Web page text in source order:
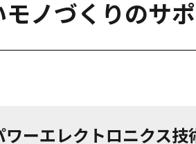
モノづくりのサ
ワーエレクトロニクス